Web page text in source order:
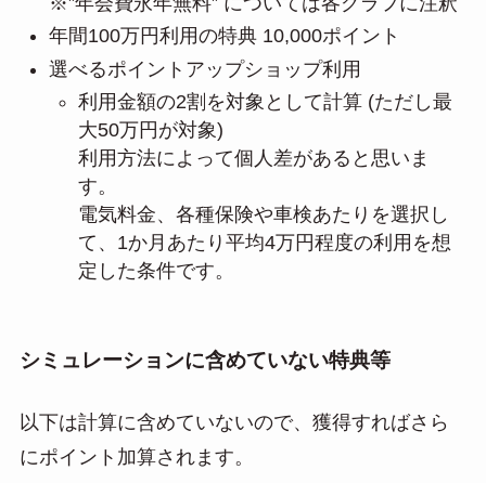
年間100万円利用の特典 10,000ポイント
選べるポイントアップショップ利用
利用金額の2割を対象として計算 (ただし最
大50万円が対象)
利用方法によって個人差があると思いま
す。
電気料金、各種保険や車検あたりを選択し
て、1か月あたり平均4万円程度の利用を想
定した条件です。
シミュレーションに含めていない特典等
以下は計算に含めていないので、獲得すればさら
にポイント加算されます。